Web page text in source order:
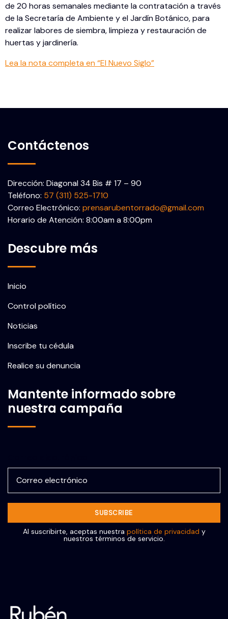
de 20 horas semanales mediante la contratación a través
de la Secretaría de Ambiente y el Jardín Botánico, para
realizar labores de siembra, limpieza y restauración de
huertas y jardinería.
Lea la nota completa en “El Nuevo Siglo”
Contáctenos
Dirección: Diagonal 34 Bis # 17 – 90
Teléfono: 57 (311) 525-1710
Correo Electrónico: prensarubentorrado@gmail.com
Horario de Atención: 8:00am a 8:00pm
Descubre más
Inicio
Control político
Noticias
Inscribe tu cédula
Realice su denuncia
Mantente informado sobre
nuestra campaña
Al suscribirte, aceptas nuestra política de privacidad y
nuestros términos de servicio.